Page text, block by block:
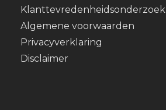
Klanttevredenheidsonderzoek
Algemene voorwaarden
Privacyverklaring
Disclaimer